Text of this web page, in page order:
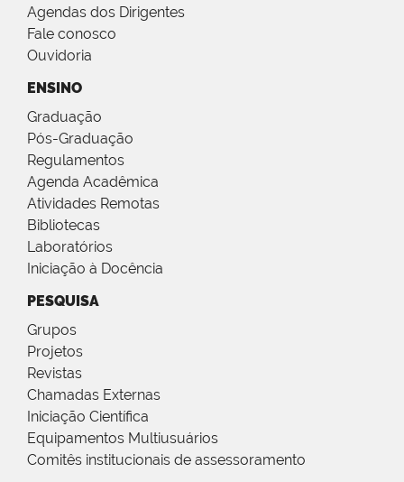
Agendas dos Dirigentes
Fale conosco
Ouvidoria
ENSINO
Graduação
Pós-Graduação
Regulamentos
Agenda Acadêmica
Atividades Remotas
Bibliotecas
Laboratórios
Iniciação à Docência
PESQUISA
Grupos
Projetos
Revistas
Chamadas Externas
Iniciação Científica
Equipamentos Multiusuários
Comitês institucionais de assessoramento